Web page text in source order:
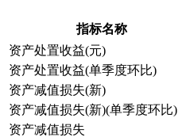
指标名称
资产处置收益(元)
资产处置收益(单季度环比)
资产减值损失(新)
资产减值损失(新)(单季度环比)
资产减值损失